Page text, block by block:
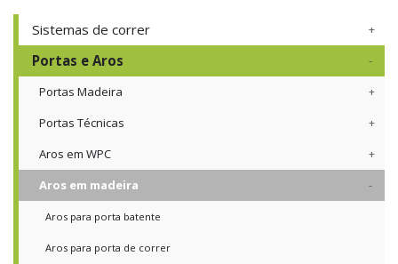
Sistemas de correr
Portas e Aros
Portas Madeira
Portas Técnicas
Aros em WPC
Aros em madeira
Aros para porta batente
Aros para porta de correr